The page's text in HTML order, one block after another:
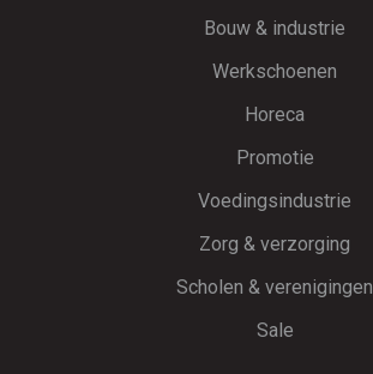
Bouw & industrie
Werkschoenen
Horeca
Promotie
Voedingsindustrie
Zorg & verzorging
Scholen & verenigingen
Sale